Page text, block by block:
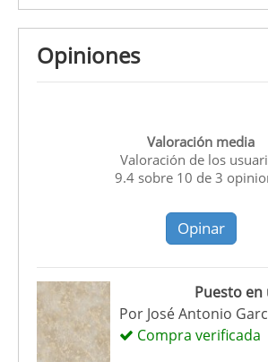
Opiniones
Valoración media
Valoración de los
9.4sobre 10 de 3
Opinar
Puesto en
Por José Antonio
Compra verificada